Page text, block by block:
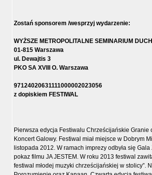
Zostań sponsorem /wesprzyj wydarzenie:
WYŻSZE METROPOLITALNE SEMINARIUM
01-815 Warszawa
ul. Dewajtis 3
PKO SA XVIII O. Warszawa
97124020631111000002023056
z dopiskiem FESTIWAL
Pierwsza edycja Festiwalu Chrześcijańskie Granie
Koncert Galowy. Festiwal miał miejsce w Dobrym
listopada 2012. W ramach imprezy odbyła się
pokaz filmu JA JESTEM. W roku 2013 festiwal
festiwal młodej muzyki chrześcijańskiej w stolicy”.